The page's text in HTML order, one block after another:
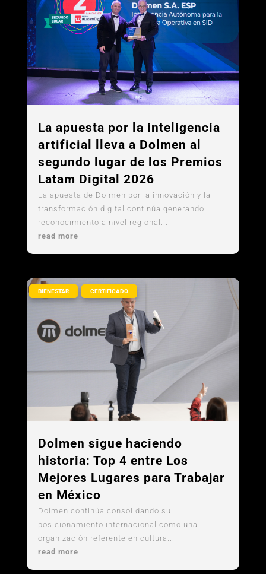
La apuesta por la inteligencia
artificial lleva a Dolmen al
segundo lugar de los Premios
Latam Digital 2026
La apuesta de Dolmen por la innovación y la
transformación digital continúa generando
reconocimiento a nivel regional....
read more
Dolmen sigue haciendo
historia: Top 4 entre Los
Mejores Lugares para Trabajar
en México
BIENESTAR CERTIFICADO
Dolmen continúa consolidando su
posicionamiento internacional como una
organización referente en cultura...
read more